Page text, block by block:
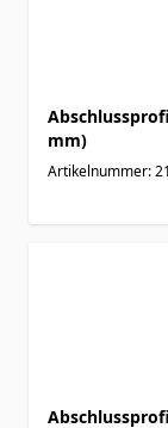
mm)
Artikelnummer: